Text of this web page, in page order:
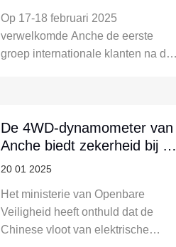
energievoertuig samen met
buitenlandse klanten
Op 17-18 februari 2025
verwelkomde Anche de eerste
groep internationale klanten na de
uitwisselingen en zakelijke
onderhandelingen, gericht op de
De 4WD-dynamometer van
Anche biedt zekerheid bij de
veiligheidsinspectie van
20 01 2025
Het ministerie van Openbare
Veiligheid heeft onthuld dat de
Chinese vloot van elektrische